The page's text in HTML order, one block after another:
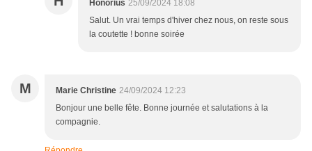
Honorius 25/09/2024 18:08
Salut. Un vrai temps d'hiver chez nous, on reste sous
la coutette ! bonne soirée
M Marie Christine 24/09/2024 12:23
Bonjour une belle fête. Bonne journée et salutations à la
compagnie.